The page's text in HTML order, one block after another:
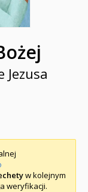
Jezusa
w kolejnym
weryfikacji.